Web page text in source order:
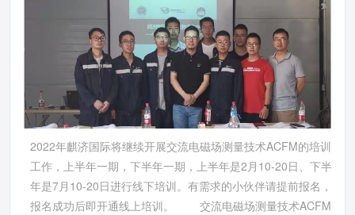
2022年麒济国际将继续开展交流电磁场测量技术ACFM的培训
工作，上半年一期，下半年一期，上半年是2月10-20日、下半
年是7月10-20日进行线下培训。有需求的小伙伴请提前报名，
报名成功后即开通线上培训。 交流电磁场测量技术ACFM